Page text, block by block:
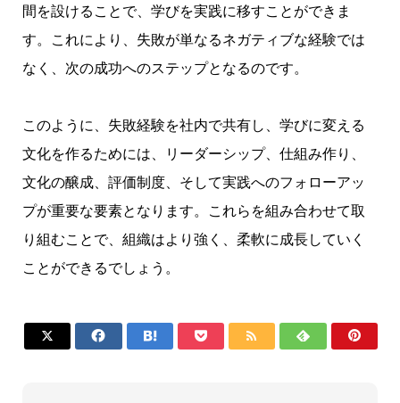
間を設けることで、学びを実践に移すことができま
す。これにより、失敗が単なるネガティブな経験では
なく、次の成功へのステップとなるのです。
このように、失敗経験を社内で共有し、学びに変える
文化を作るためには、リーダーシップ、仕組み作り、
文化の醸成、評価制度、そして実践へのフォローアッ
プが重要な要素となります。これらを組み合わせて取
り組むことで、組織はより強く、柔軟に成長していく
ことができるでしょう。
      